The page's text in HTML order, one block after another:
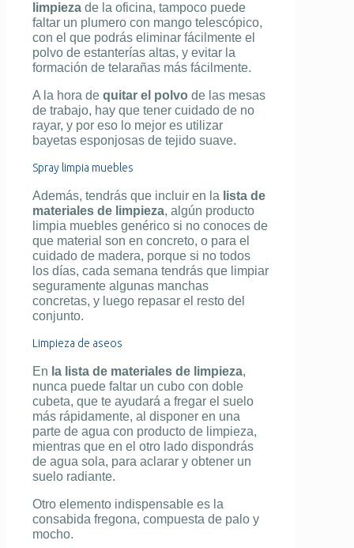
limpieza de la oficina, tampoco puede
faltar un plumero con mango telescópico,
con el que podrás eliminar fácilmente el
polvo de estanterías altas, y evitar la
formación de telarañas más fácilmente.
A la hora de quitar el polvo de las mesas
de trabajo, hay que tener cuidado de no
rayar, y por eso lo mejor es utilizar
bayetas esponjosas de tejido suave.
Spray limpia muebles
Además, tendrás que incluir en la lista de
materiales de limpieza, algún producto
limpia muebles genérico si no conoces de
que material son en concreto, o para el
cuidado de madera, porque si no todos
los días, cada semana tendrás que limpiar
seguramente algunas manchas
concretas, y luego repasar el resto del
conjunto.
Limpieza de aseos
En la lista de materiales de limpieza,
nunca puede faltar un cubo con doble
cubeta, que te ayudará a fregar el suelo
más rápidamente, al disponer en una
parte de agua con producto de limpieza,
mientras que en el otro lado dispondrás
de agua sola, para aclarar y obtener un
suelo radiante.
Otro elemento indispensable es la
consabida fregona, compuesta de palo y
mocho.